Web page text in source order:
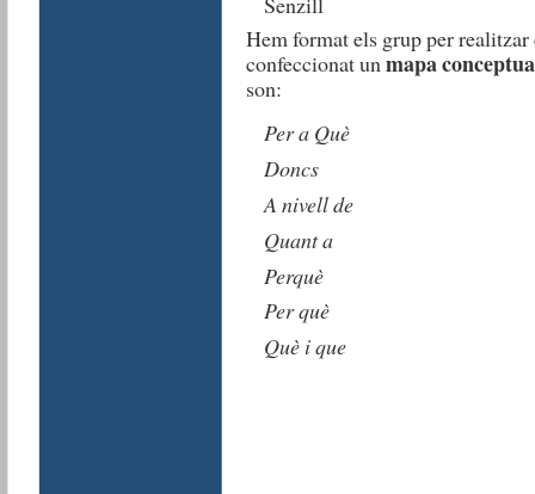
Hem format els grup per
confeccionat unmapa
son:
Per a Què
Doncs
A nivell de
Quant a
Perquè
Per què
Què i que